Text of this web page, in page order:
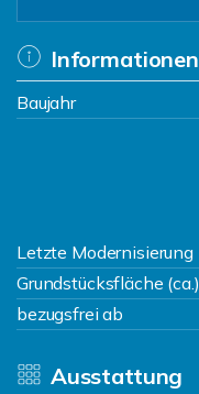
Informationen
Baujahr
Letzte Modernisierung
Grundstücksfläche (ca.)
bezugsfrei ab
Ausstattung